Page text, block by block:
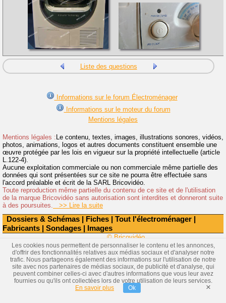
Dossiers & Schémas | Fiches | Tout l'électroménager |
Fabricants | Sondages | Images
Liste des questions
Informations sur le forum Électroménager
Informations sur le moteur du forum
Mentions légales
Mentions légales : Le contenu, textes, images, illustrations sonores, vidéos,
photos, animations, logos et autres documents constituent ensemble une
œuvre protégée par les lois en vigueur sur la propriété intellectuelle (article
L.122-4).
Aucune exploitation commerciale ou non commerciale même partielle des
données qui sont présentées sur ce site ne pourra être effectuée sans
l'accord préalable et écrit de la SARL Bricovidéo.
Toute reproduction même partielle du contenu de ce site et de l'utilisation
de la marque Bricovidéo sans autorisation sont interdites et donneront suite
à des poursuites. >> Lire la suite
© Bricovidéo
Les cookies nous permettent de personnaliser le contenu et les annonces,
d'offrir des fonctionnalités relatives aux médias sociaux et d'analyser notre
trafic. Nous partageons également des informations sur l'utilisation de notre
site avec nos partenaires de médias sociaux, de publicité et d'analyse, qui
peuvent combiner celles-ci avec d'autres informations que vous leur avez
fournies ou qu'ils ont collectées lors de votre utilisation de leurs services.
En savoir plus
Ok ×